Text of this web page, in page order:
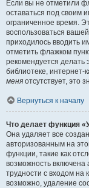
Если вы не отметили
оставаться под своим
ограниченное время.
воспользоваться
приходилось вводить
отметить флажком
рекомендуется
библиотеке, интернет-
меня отсутствует, это
Вернуться к началу
Что делает функция
Она удаляет все
авторизованным на
функции, такие как
возможность
трудности с входом
возможно, удаление